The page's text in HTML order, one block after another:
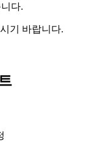
다.
기 바랍니다.